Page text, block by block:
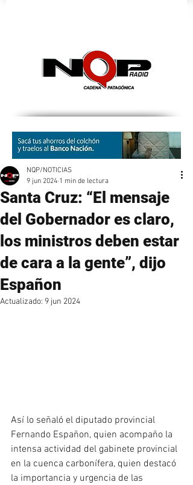
Santa Cruz: “El mensaje
del Gobernador es claro,
los ministros deben estar
de cara a la gente”, dijo
Españon
NQP/NOTICIAS
9 jun 2024 1 min de lectura
Actualizado: 9 jun 2024
Así lo señaló el diputado provincial
Fernando Españon, quien acompaño la
intensa actividad del gabinete provincial
en la cuenca carbonífera, quien destacó
la importancia y urgencia de las